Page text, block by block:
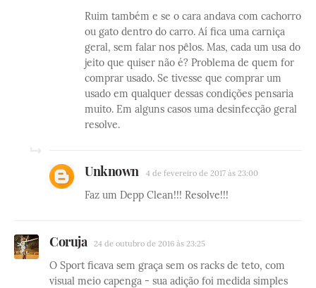
Ruim também e se o cara andava com cachorro
ou gato dentro do carro. Aí fica uma carniça
geral, sem falar nos pêlos. Mas, cada um usa do
jeito que quiser não é? Problema de quem for
comprar usado. Se tivesse que comprar um
usado em qualquer dessas condições pensaria
muito. Em alguns casos uma desinfecção geral
resolve.
Unknown 4 de fevereiro de 2017 às 23:00
Faz um Depp Clean!!! Resolve!!!
Coruja 24 de outubro de 2016 às 23:25
O Sport ficava sem graça sem os racks de teto, com
visual meio capenga - sua adição foi medida simples